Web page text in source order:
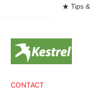
★ Tips
CONTACT